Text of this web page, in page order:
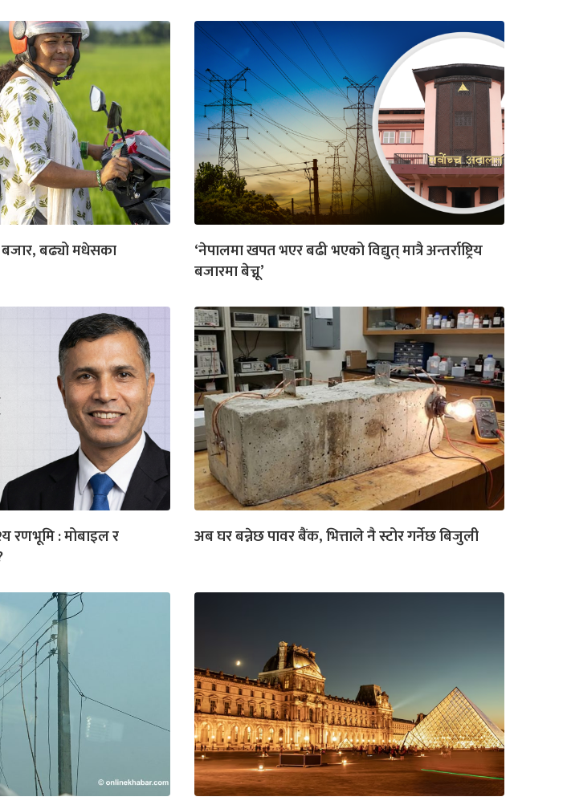
बढ्यो मधेसका
‘नेपालमा खपत भएर बढी भएको विद्युत् मात्रै अन्तर्राष्ट्रिय
बजारमा बेच्नू’
रणभूमि : मोबाइल र
अब घर बन्नेछ पावर बैंक, भित्ताले नै स्टोर गर्नेछ बिजुली